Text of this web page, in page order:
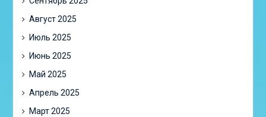
Август 2025
Июль 2025
Июнь 2025
Май 2025
Апрель 2025
Март 2025